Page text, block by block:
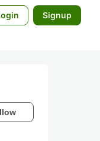
Signup